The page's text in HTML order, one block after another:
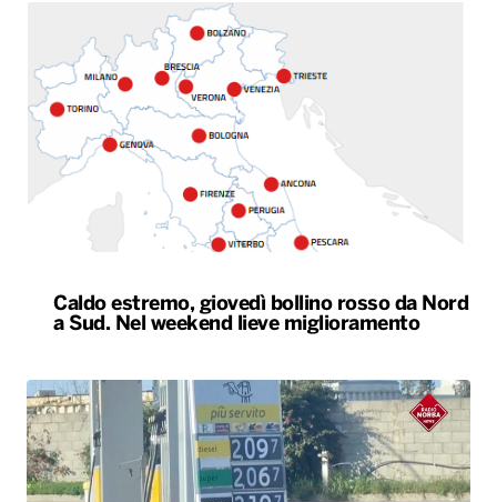
Caldo estremo, giovedì bollino rosso da Nord
a Sud. Nel weekend lieve miglioramento